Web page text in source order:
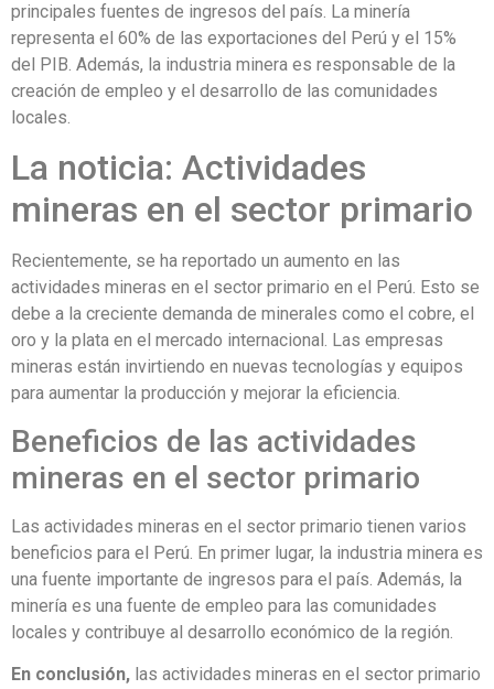
principales fuentes de ingresos del país. La minería
representa el 60% de las exportaciones del Perú y el 15%
del PIB. Además, la industria minera es responsable de la
creación de empleo y el desarrollo de las comunidades
locales.
La noticia: Actividades
mineras en el sector primario
Recientemente, se ha reportado un aumento en las
actividades mineras en el sector primario en el Perú. Esto se
debe a la creciente demanda de minerales como el cobre, el
oro y la plata en el mercado internacional. Las empresas
mineras están invirtiendo en nuevas tecnologías y equipos
para aumentar la producción y mejorar la eficiencia.
Beneficios de las actividades
mineras en el sector primario
Las actividades mineras en el sector primario tienen varios
beneficios para el Perú. En primer lugar, la industria minera es
una fuente importante de ingresos para el país. Además, la
minería es una fuente de empleo para las comunidades
locales y contribuye al desarrollo económico de la región.
En conclusión, las actividades mineras en el sector primario